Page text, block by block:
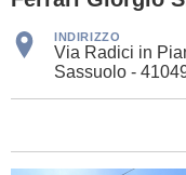
INDIRIZZO
Via Radici in
Sassuolo -